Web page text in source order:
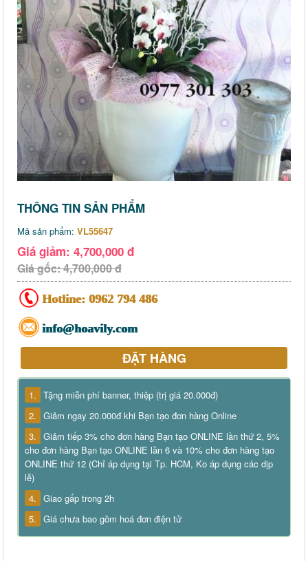
THÔNG TIN SẢN PHẨM
Mã sản phẩm: VL55647
Giá giảm: 4,700,000 đ
Giá gốc: 4,700,000 đ
Hotline: 0962 794 486
info@hoavily.com
ĐẶT HÀNG
1. Tặng miễn phí banner, thiệp (trị giá 20.000đ)
2. Giảm ngay 20.000đ khi Bạn tạo đơn hàng Online
3. Giảm tiếp 3% cho đơn hàng Bạn tạo ONLINE lần thứ 2, 5%
cho đơn hàng Bạn tạo ONLINE lần 6 và 10% cho đơn hàng tạo
ONLINE thứ 12 (Chỉ áp dụng tại Tp. HCM, Ko áp dụng các dịp
lễ)
4. Giao gấp trong 2h
5. Giá chưa bao gồm hoá đơn điện tử